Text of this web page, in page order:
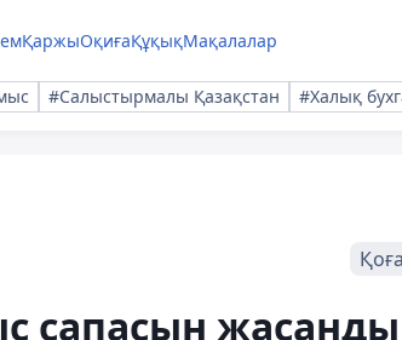
ҚаржыОқиғаҚұқықМақалалар
#Салыстырмалы Қазақстан #Халық
сапасын жасанды